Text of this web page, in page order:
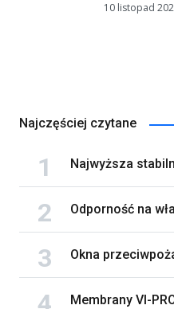
10 listopad
Najczęściej czytane
Najwyższa
Odporność na
Okna
Membrany VI-